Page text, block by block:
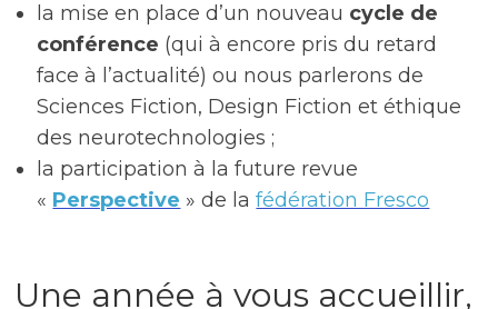
la mise en place d’un nouveau cycle de
conférence (qui à encore pris du retard
face à l’actualité) ou nous parlerons de
Sciences Fiction, Design Fiction et éthique
des neurotechnologies ;
la participation à la future revue
« Perspective » de lafédération Fresco
Une année à vous accueillir,